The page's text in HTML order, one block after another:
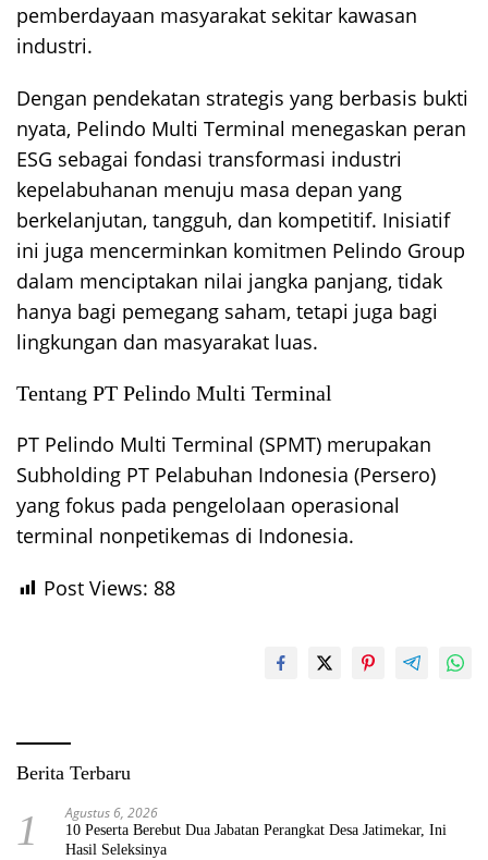
pemberdayaan masyarakat sekitar kawasan
industri.
Dengan pendekatan strategis yang berbasis bukti
nyata, Pelindo Multi Terminal menegaskan peran
ESG sebagai fondasi transformasi industri
kepelabuhanan menuju masa depan yang
berkelanjutan, tangguh, dan kompetitif. Inisiatif
ini juga mencerminkan komitmen Pelindo Group
dalam menciptakan nilai jangka panjang, tidak
hanya bagi pemegang saham, tetapi juga bagi
lingkungan dan masyarakat luas.
Tentang PT Pelindo Multi Terminal
PT Pelindo Multi Terminal (SPMT) merupakan
Subholding PT Pelabuhan Indonesia (Persero)
yang fokus pada pengelolaan operasional
terminal nonpetikemas di Indonesia.
Post Views: 88
Berita Terbaru
1 Agustus 6, 2026
10 Peserta Berebut Dua Jabatan Perangkat Desa Jatimekar, Ini
Hasil Seleksinya